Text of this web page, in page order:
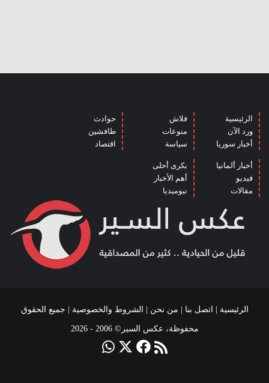
الرئيسية
ورد الآن
أخبار سوريا
فلاش
منوعات
سياسة
حوادث
طافشين
اقتصاد
أخبار ألمانيا
فيديو
مقالات
بكرى أحلى
أهم الأخبار
نيوميديا
الرئيسية | اتصل بنا | من نحن | الشروط والخصوصية | جميع الحقوق
محفوظة، عكس السير© 2006 - 2026